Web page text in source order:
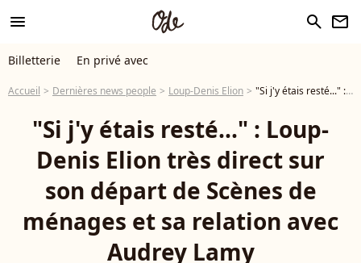
menu search newsletter
Billetterie En privé avec
Accueil Dernières news people Loup-Denis Elion "Si j'y étais resté..." : Loup-Denis Elion très direct sur son départ de Scènes de ménages et sa relation avec Audrey Lamy
"Si j'y étais resté..." : Loup-
Denis Elion très direct sur
son départ de Scènes de
ménages et sa relation avec
Audrey Lamy